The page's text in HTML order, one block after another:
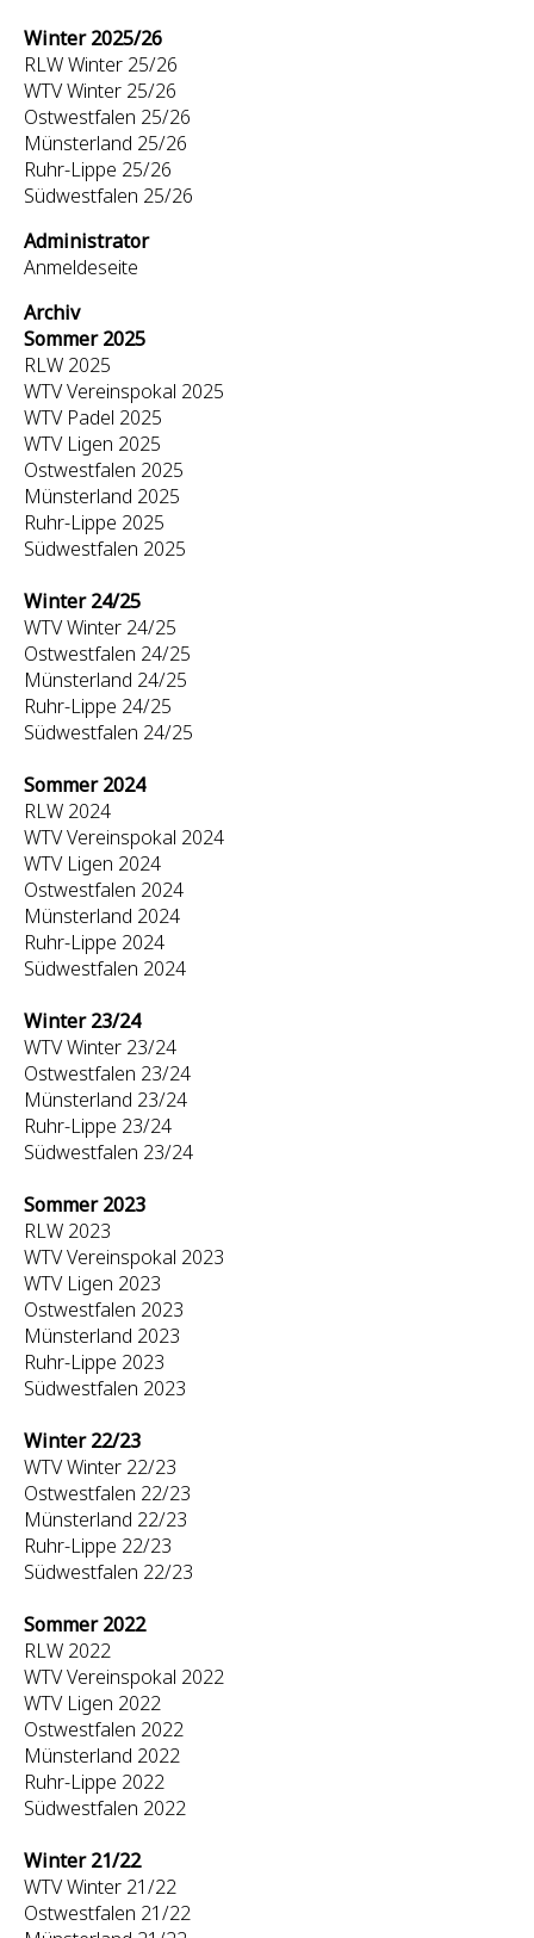
Winter 2025/26
RLW Winter 25/26
WTV Winter 25/26
Ostwestfalen 25/26
Münsterland 25/26
Ruhr-Lippe 25/26
Südwestfalen 25/26
Administrator
Anmeldeseite
Archiv
Sommer 2025
RLW 2025
WTV Vereinspokal 2025
WTV Padel 2025
WTV Ligen 2025
Ostwestfalen 2025
Münsterland 2025
Ruhr-Lippe 2025
Südwestfalen 2025
Winter 24/25
WTV Winter 24/25
Ostwestfalen 24/25
Münsterland 24/25
Ruhr-Lippe 24/25
Südwestfalen 24/25
Sommer 2024
RLW 2024
WTV Vereinspokal 2024
WTV Ligen 2024
Ostwestfalen 2024
Münsterland 2024
Ruhr-Lippe 2024
Südwestfalen 2024
Winter 23/24
WTV Winter 23/24
Ostwestfalen 23/24
Münsterland 23/24
Ruhr-Lippe 23/24
Südwestfalen 23/24
Sommer 2023
RLW 2023
WTV Vereinspokal 2023
WTV Ligen 2023
Ostwestfalen 2023
Münsterland 2023
Ruhr-Lippe 2023
Südwestfalen 2023
Winter 22/23
WTV Winter 22/23
Ostwestfalen 22/23
Münsterland 22/23
Ruhr-Lippe 22/23
Südwestfalen 22/23
Sommer 2022
RLW 2022
WTV Vereinspokal 2022
WTV Ligen 2022
Ostwestfalen 2022
Münsterland 2022
Ruhr-Lippe 2022
Südwestfalen 2022
Winter 21/22
WTV Winter 21/22
Ostwestfalen 21/22